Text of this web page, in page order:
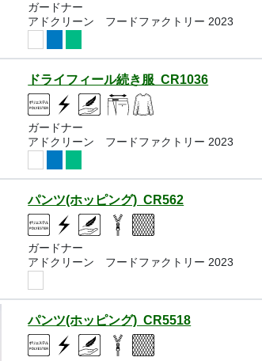
ガードナー
アドクリーン フードファクトリー 2023
ドライフィール続き服 CR1036
ガードナー
アドクリーン フードファクトリー 2023
パンツ(ホッピング) CR562
ガードナー
アドクリーン フードファクトリー 2023
パンツ(ホッピング) CR5518